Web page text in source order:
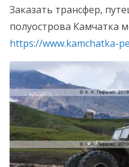
Заказать трансфер,
полуострова Камчатка
https://www.kamchatka-